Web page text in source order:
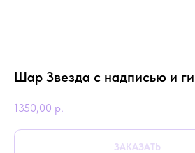
Шар Звезда с надписью и
1350,00 р.
ЗАКАЗАТЬ